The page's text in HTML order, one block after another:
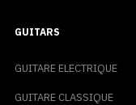
GUITARS
GUITARE ELECTRIQUE
GUITARE CLASSIQUE